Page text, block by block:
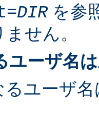
DIRを参
せん。
ユーザ名
るユーザ